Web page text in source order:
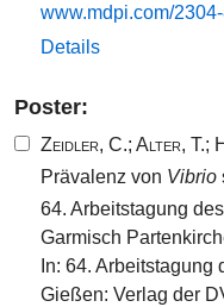
www.​mdpi.​com/​
Details
Poster:
Zeidler, C.; Alter, T.;
Prävalenz von Vibrio
64. Arbeitstagung
Garmisch
In: 64.
Gießen: Verlag der